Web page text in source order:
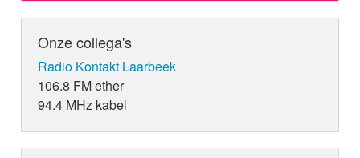
Onze collega's
Radio Kontakt Laarbeek
106.8 FM ether
94.4 MHz kabel